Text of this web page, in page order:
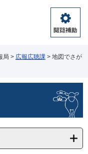
閲
覧
助
局 > 広報広聴課 > 地図でさが